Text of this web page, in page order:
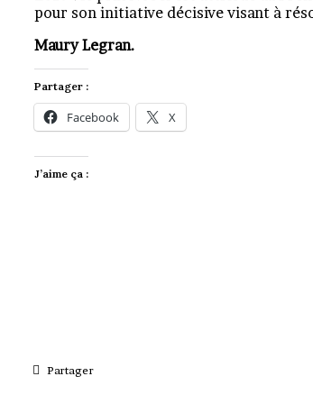
pour son initiative décisive visant à
Maury Legran.
Partager :
Facebook X
J’aime ça :
Partager